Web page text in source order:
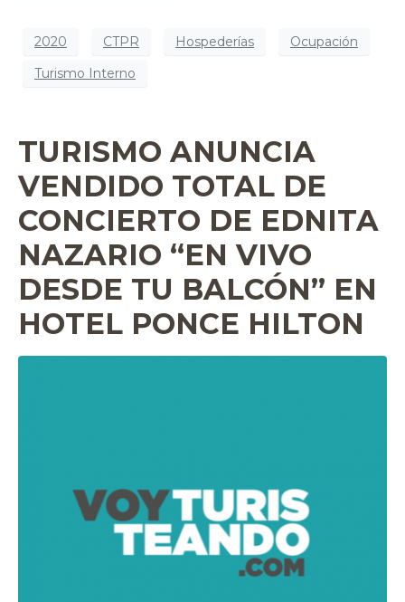
2020 CTPR Hospederías
Ocupación
Turismo Interno
TURISMO ANUNCIA
VENDIDO TOTAL DE
CONCIERTO DE EDNITA
NAZARIO “EN VIVO
DESDE TU BALCÓN” EN
HOTEL PONCE HILTON